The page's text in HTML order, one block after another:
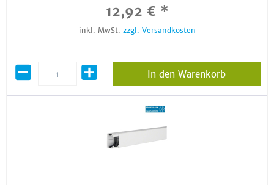
12,92 € *
inkl. MwSt. zzgl. Versandkosten
In den Warenkorb